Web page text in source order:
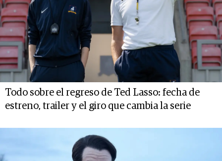
Todo sobre el regreso de Ted Lasso: fecha de
estreno, trailer y el giro que cambia la serie